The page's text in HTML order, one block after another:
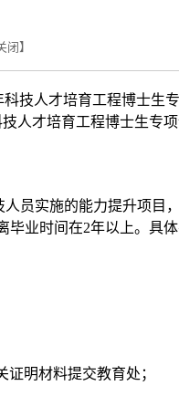
闭 】
技人才培育工程博士生
人才培育工程博士生专
员实施的能力提升项目
毕业时间在2年以上。具
证明材料提交教育处；